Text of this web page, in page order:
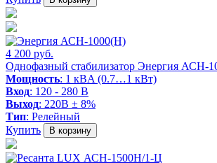
4 200 руб.
Однофазный стабилизатор Энергия АСН-
Мощность: 1 кВA (0.7…1 кВт)
Вход: 120 - 280 В
Выход: 220В ± 8%
Тип: Релейный
Купить
В корзину